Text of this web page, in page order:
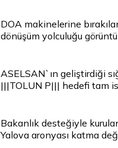
DOA makinelerine
dönüşüm yolculuğu
ASELSAN`ın geliştirdiği
|||TOLUN P||| hedefi tam
Bakanlık desteğiyle
Yalova aronyası katma